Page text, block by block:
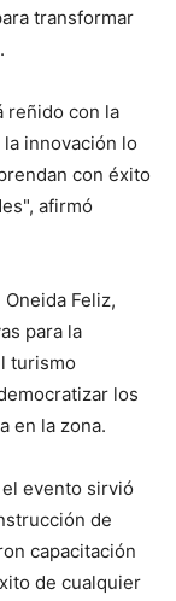
transformar
reñido con la
innovación lo
con éxito
afirmó
Feliz,
para la
turismo
los
en la zona.
evento sirvió
de
capacitación
de cualquier